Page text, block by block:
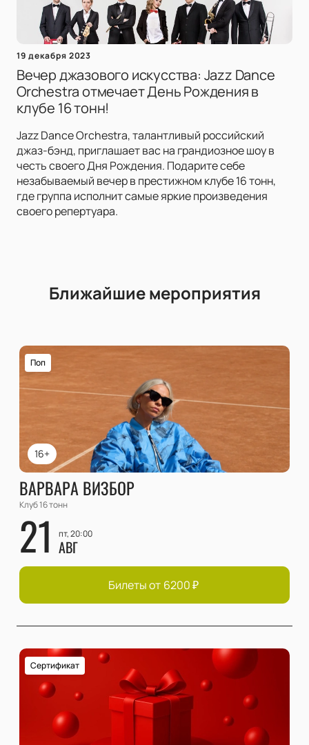
19 декабря 2023
Вечер джазового искусства: Jazz Dance
Orchestra отмечает День Рождения в
клубе 16 тонн!
Jazz Dance Orchestra, талантливый российский
джаз-бэнд, приглашает вас на грандиозное шоу в
честь своего Дня Рождения. Подарите себе
незабываемый вечер в престижном клубе 16 тонн,
где группа исполнит самые яркие произведения
своего репертуара.
Ближайшие мероприятия
16+
Поп
ВАРВАРА ВИЗБОР
Клуб 16 тонн
21 пт, 20:00
АВГ
Билеты от 6200₽
Сертификат